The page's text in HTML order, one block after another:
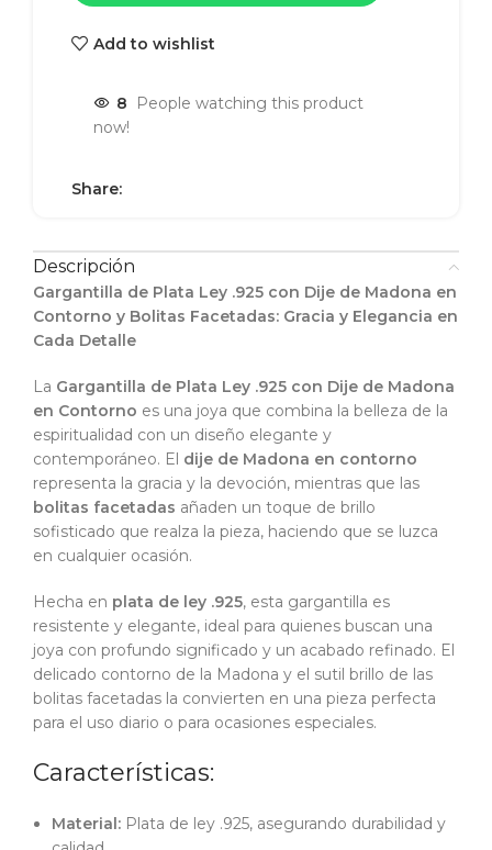
Add to wishlist
8
People watching this product
now!
Share:
Descripción
Gargantilla de Plata Ley .925 con Dije de Madona en
Contorno y Bolitas Facetadas: Gracia y Elegancia en
Cada Detalle
La Gargantilla de Plata Ley .925 con Dije de Madona
en Contorno es una joya que combina la belleza de la
espiritualidad con un diseño elegante y
contemporáneo. El dije de Madona en contorno
representa la gracia y la devoción, mientras que las
bolitas facetadas añaden un toque de brillo
sofisticado que realza la pieza, haciendo que se luzca
en cualquier ocasión.
Hecha en plata de ley .925, esta gargantilla es
resistente y elegante, ideal para quienes buscan una
joya con profundo significado y un acabado refinado. El
delicado contorno de la Madona y el sutil brillo de las
bolitas facetadas la convierten en una pieza perfecta
para el uso diario o para ocasiones especiales.
Características:
Material: Plata de ley .925, asegurando durabilidad y